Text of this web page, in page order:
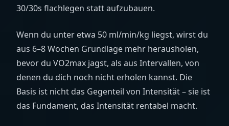
30/30s flachlegen statt aufzubauen.
Wenn du unter etwa 50 ml/min/kg liegst, wirst du
aus 6–8 Wochen Grundlage mehr herausholen,
bevor du VO2max jagst, als aus Intervallen, von
denen du dich noch nicht erholen kannst. Die
Basis ist nicht das Gegenteil von Intensität – sie ist
das Fundament, das Intensität rentabel macht.